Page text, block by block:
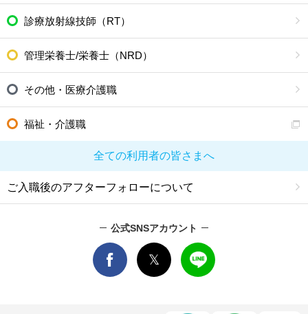
診療放射線技師（RT）
管理栄養士/栄養士（NRD）
その他・医療介護職
福祉・介護職
全ての利用者の皆さまへ
ご入職後のアフターフォローについて
公式SNSアカウント